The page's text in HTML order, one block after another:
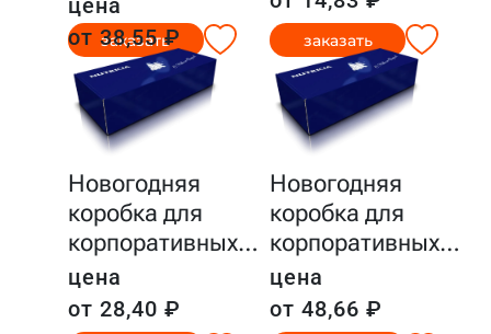
цена
от 38,55 ₽
заказать заказать
Новогодняя
коробка для
корпоративных…
цена
от 28,40 ₽
Новогодняя
коробка для
корпоративных…
цена
от 48,66 ₽